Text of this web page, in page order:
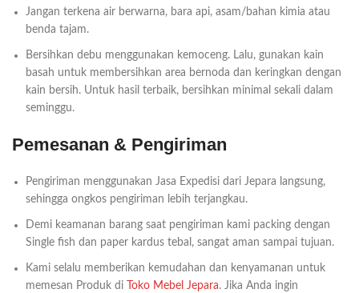
Jangan terkena air berwarna, bara api, asam/bahan kimia atau
benda tajam.
Bersihkan debu menggunakan kemoceng. Lalu, gunakan kain
basah untuk membersihkan area bernoda dan keringkan dengan
kain bersih. Untuk hasil terbaik, bersihkan minimal sekali dalam
seminggu.
Pemesanan & Pengiriman
Pengiriman menggunakan Jasa Expedisi dari Jepara langsung,
sehingga ongkos pengiriman lebih terjangkau.
Demi keamanan barang saat pengiriman kami packing dengan
Single fish dan paper kardus tebal, sangat aman sampai tujuan.
Kami selalu memberikan kemudahan dan kenyamanan untuk
memesan Produk di
Toko Mebel Jepara. Jika Anda ingin